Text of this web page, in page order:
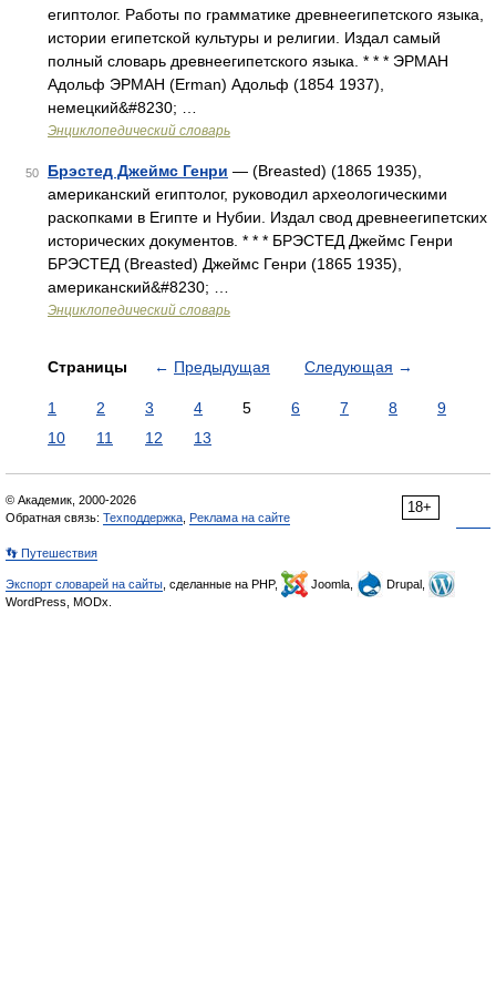
египтолог. Работы по грамматике древнеегипетского языка,
истории египетской культуры и религии. Издал самый
полный словарь древнеегипетского языка. * * * ЭРМАН
Адольф ЭРМАН (Erman) Адольф (1854 1937),
немецкий&#8230; …
Энциклопедический словарь
50 Брэстед Джеймс Генри — (Breasted) (1865 1935),
американский египтолог, руководил археологическими
раскопками в Египте и Нубии. Издал свод древнеегипетских
исторических документов. * * * БРЭСТЕД Джеймс Генри
БРЭСТЕД (Breasted) Джеймс Генри (1865 1935),
американский&#8230; …
Энциклопедический словарь
Страницы ← Предыдущая Следующая →
1 2 3 4 5 6 7 8
9
10
11 12 13
18+
© Академик, 2000-2026
Обратная связь: Техподдержка Реклама на сайте
👣 Путешествия
Экспорт словарей на сайты , сделанные на PHP, Joomla,
Drupal,
WordPress, MODx.